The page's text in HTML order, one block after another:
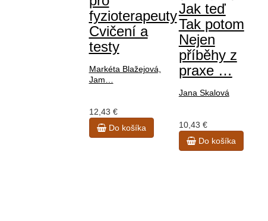
fyzioterapeuty
Cvičení a
testy
Markéta Blažejová,
Jam…
12,43 €
Do košíka
Jak teď
Tak potom
Nejen
příběhy z
praxe …
Jana Skalová
10,43 €
Do košíka